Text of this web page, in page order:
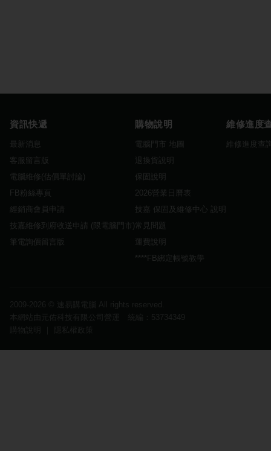
資訊快遞
最新消息
客服留言版
電腦維修(估價單討論)
FB粉絲專頁
經銷商會員申請
技嘉維修到府收送申請 (限電腦門市)
筆電詢價留言版
購物說明
電腦門市 地圖
退換貨說明
保固說明
2026營業日曆表
技嘉 保固及維修中心 說明
常見問題
運費說明
****FB綁定帳號教學
維修進度
維修進度查